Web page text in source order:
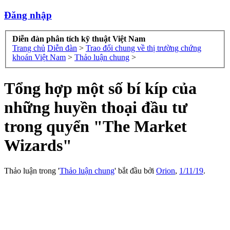
Đăng nhập
Diễn đàn phân tích kỹ thuật Việt Nam
Trang chủ Diễn đàn > Trao đổi chung về thị trường chứng
khoán Việt Nam > Thảo luận chung >
Tổng hợp một số bí kíp của
những huyền thoại đầu tư
trong quyển "The Market
Wizards"
Thảo luận trong 'Thảo luận chung' bắt đầu bởi Orion, 1/11/19.